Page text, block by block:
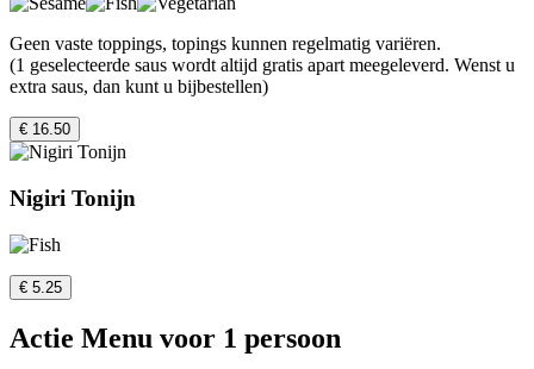
Geen vaste toppings, topings kunnen regelmatig variëren.
(1 geselecteerde saus wordt altijd gratis apart meegeleverd. Wenst u
extra saus, dan kunt u bijbestellen)
€ 16.50
Nigiri Tonijn
€ 5.25
Actie Menu voor 1 persoon